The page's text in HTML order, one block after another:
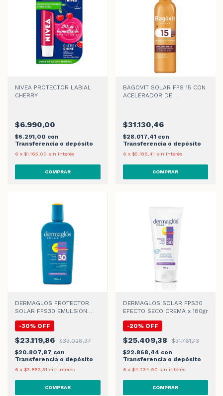
NIVEA PROTECTOR LABIAL
CHERRY
$6.990,00
$6.291,00 con
Transferencia o depósito
6 x $1.165,00 sin interés
BAGOVIT SOLAR FPS 15 CON
ACELERADOR DE
$31.130,46
$28.017,41 con
Transferencia o depósito
6 x $5.188,41 sin interés
DERMAGLOS PROTECTOR
SOLAR FPS30 EMULSIÓN
-30% OFF
$23.119,86
$33.028,37
$20.807,87 con
Transferencia o depósito
6 x $3.853,31 sin interés
DERMAGLOS SOLAR FPS30
EFECTO SECO CREMA x 180gr
-20% OFF
$25.409,38
$31.761,73
$22.868,44 con
Transferencia o depósito
6 x $4.234,90 sin interés